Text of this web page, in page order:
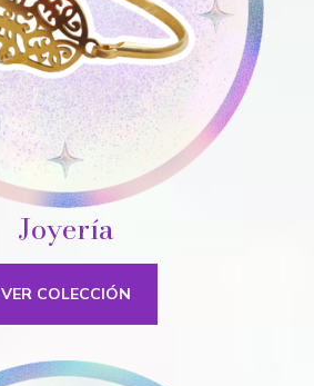
Joyería
VER COLECCIÓN